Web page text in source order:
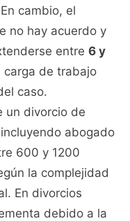
cambio, el
no hay acuerdo y
entre6 y
carga de trabajo
caso.
un divorcio de
abogado
600 y 1200
la complejidad
En divorcios
debido a la